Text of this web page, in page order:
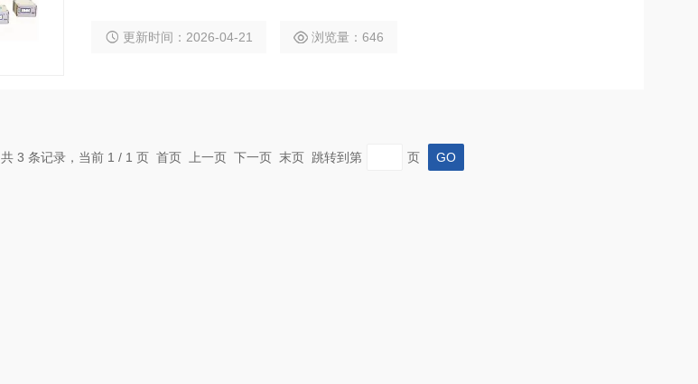
更新时间：2026-04-21 浏览量：646
共 3 条记录，当前 1 / 1 页 首页 上一页 下一页 末页 跳转到第 页